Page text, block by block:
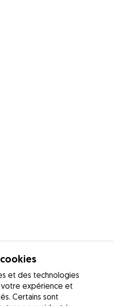
et des technologies
votre expérience et
Certains sont